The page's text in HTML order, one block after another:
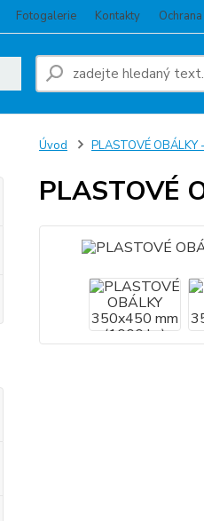
Fotogalerie Kontakty
Úvod PLASTOVÉ OBÁLKY
PLASTOVÉ